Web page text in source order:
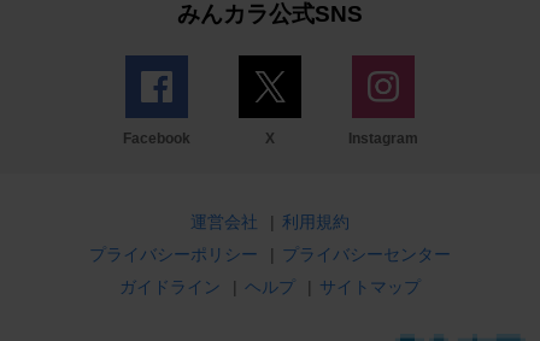
みんカラ公式SNS
Facebook X Instagram
運営会社 | 利用規約
プライバシーポリシー
| プライバシーセンター
ガイドライン
| ヘルプ | サイトマップ